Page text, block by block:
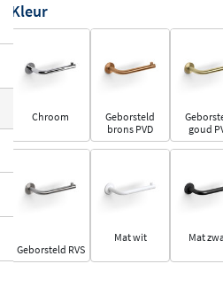
Kleur
Chroom
Geborsteld
brons PVD
goud
Geborsteld RVS
Mat wit Mat